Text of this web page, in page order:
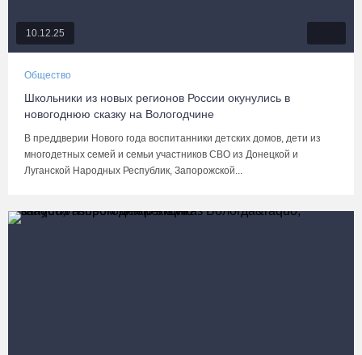
10.12.25
Общество
Школьники из новых регионов России окунулись в
новогоднюю сказку на Вологодчине
В преддверии Нового года воспитанники детских домов, дети из
многодетных семей и семьи участников СВО из Донецкой и
Луганской Народных Республик, Запорожской...